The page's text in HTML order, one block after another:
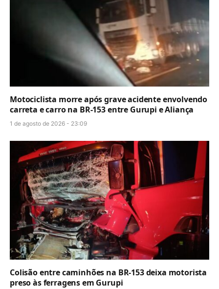
Motociclista morre após grave acidente envolvendo
carreta e carro na BR-153 entre Gurupi e Aliança
1 de agosto de 2026 - 23:09
Colisão entre caminhões na BR-153 deixa motorista
preso às ferragens em Gurupi